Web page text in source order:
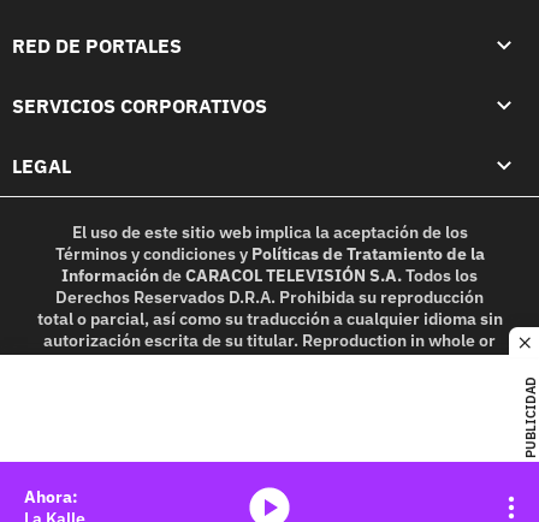
PUBLICIDAD
RED DE PORTALES
SERVICIOS CORPORATIVOS
LEGAL
El uso de este sitio web implica la aceptación de los
Términos y condicionesy Políticas de Tratamiento de la
InformacióndeCARACOL TELEVISIÓN S.A.Todos los
Derechos Reservados D.R.A. Prohibida su reproducción
total o parcial, así como su traducción a cualquier idioma sin
autorización escrita de su titular. Reproduction in whole or
in part, or translation without written permission is